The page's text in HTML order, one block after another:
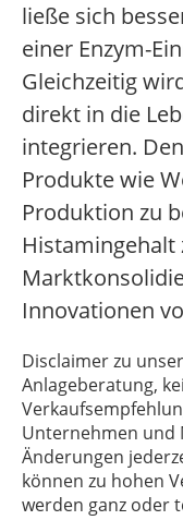
ließe sich
einer Enzym-
Gleichzeitig
direkt in die
integrieren.
Produkte wie
Produktion zu
Histamingehalt
Innovationen
Disclaimer zu
Anlageberatung,
Unternehmen und
Änderungen
können zu hohen
werden ganz oder